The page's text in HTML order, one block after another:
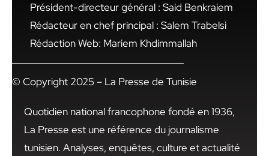
Président-directeur général : Said Benkraiem
Rédacteur en chef principal : Salem Trabelsi
Rédaction Web: Mariem Khdimmallah
© Copyright 2025 – La Presse de Tunisie
Quotidien national francophone fondé en 1936,
La Presse est une référence du journalisme
tunisien. Analyses, enquêtes, culture et actualité